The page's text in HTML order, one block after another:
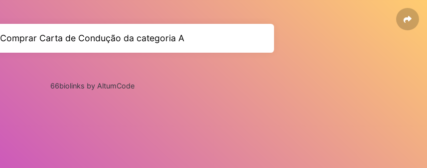
Comprar Carta de Condução da categoria A
66biolinks by AltumCode